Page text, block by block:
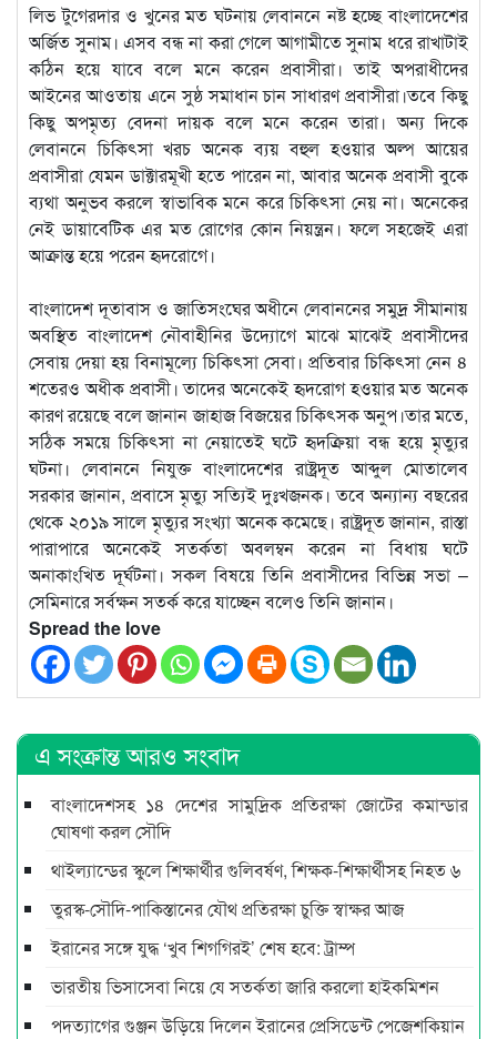
লিভ টুগেরদার ও খুনের মত ঘটনায় লেবাননে নষ্ট হচ্ছে বাংলাদেশের
অর্জিত সুনাম। এসব বন্ধ না করা গেলে আগামীতে সুনাম ধরে রাখাটাই
কঠিন হয়ে যাবে বলে মনে করেন প্রবাসীরা। তাই অপরাধীদের
আইনের আওতায় এনে সুষ্ঠ সমাধান চান সাধারণ প্রবাসীরা।তবে কিছু
কিছু অপমৃত্য বেদনা দায়ক বলে মনে করেন তারা। অন্য দিকে
লেবাননে চিকিৎসা খরচ অনেক ব্যয় বহুল হওয়ার অল্প আয়ের
প্রবাসীরা যেমন ডাক্টারমূখী হতে পারেন না, আবার অনেক প্রবাসী বুকে
ব্যথা অনুভব করলে স্বাভাবিক মনে করে চিকিৎসা নেয় না। অনেকের
নেই ডায়াবেটিক এর মত রোগের কোন নিয়ন্ত্রন। ফলে সহজেই এরা
আক্রান্ত হয়ে পরেন হৃদরোগে।
বাংলাদেশ দূতাবাস ও জাতিসংঘের অধীনে লেবাননের সমুদ্র সীমানায়
অবস্থিত বাংলাদেশ নৌবাহীনির উদ্যোগে মাঝে মাঝেই প্রবাসীদের
সেবায় দেয়া হয় বিনামূল্যে চিকিৎসা সেবা। প্রতিবার চিকিৎসা নেন ৪
শতেরও অধীক প্রবাসী। তাদের অনেকেই হৃদরোগ হওয়ার মত অনেক
কারণ রয়েছে বলে জানান জাহাজ বিজয়ের চিকিৎসক অনুপ।তার মতে,
সঠিক সময়ে চিকিৎসা না নেয়াতেই ঘটে হৃদক্রিয়া বন্ধ হয়ে মৃত্যুর
ঘটনা। লেবাননে নিযুক্ত বাংলাদেশের রাষ্ট্রদূত আব্দুল মোতালেব
সরকার জানান, প্রবাসে মৃত্যু সত্যিই দুঃখজনক। তবে অন্যান্য বছরের
থেকে ২০১৯ সালে মৃত্যুর সংখ্যা অনেক কমেছে। রাষ্ট্রদূত জানান, রাস্তা
পারাপারে অনেকেই সতর্কতা অবলম্বন করেন না বিধায় ঘটে
অনাকাংখিত দূর্ঘটনা। সকল বিষয়ে তিনি প্রবাসীদের বিভিন্ন সভা –
সেমিনারে সর্বক্ষন সতর্ক করে যাচ্ছেন বলেও তিনি জানান।
Spread the love
এ সংক্রান্ত আরও সংবাদ
বাংলাদেশসহ ১৪ দেশের সামুদ্রিক প্রতিরক্ষা জোটের কমান্ডার
ঘোষণা করল সৌদি
থাইল্যান্ডের স্কুলে শিক্ষার্থীর গুলিবর্ষণ, শিক্ষক-শিক্ষার্থীসহ নিহত ৬
তুরস্ক-সৌদি-পাকিস্তানের যৌথ প্রতিরক্ষা চুক্তি স্বাক্ষর আজ
ইরানের সঙ্গে যুদ্ধ ‘খুব শিগগিরই’ শেষ হবে: ট্রাম্প
ভারতীয় ভিসাসেবা নিয়ে যে সতর্কতা জারি করলো হাইকমিশন
পদত্যাগের গুঞ্জন উড়িয়ে দিলেন ইরানের প্রেসিডেন্ট পেজেশকিয়ান